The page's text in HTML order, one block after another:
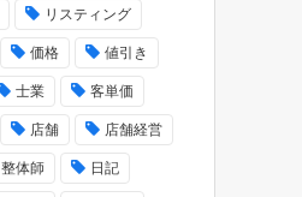
リスティング
価格 値引き
士業 客単価
店舗 店舗経営
整体師 日記